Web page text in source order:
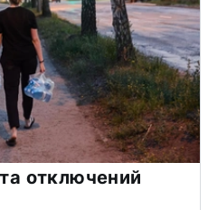
отключений